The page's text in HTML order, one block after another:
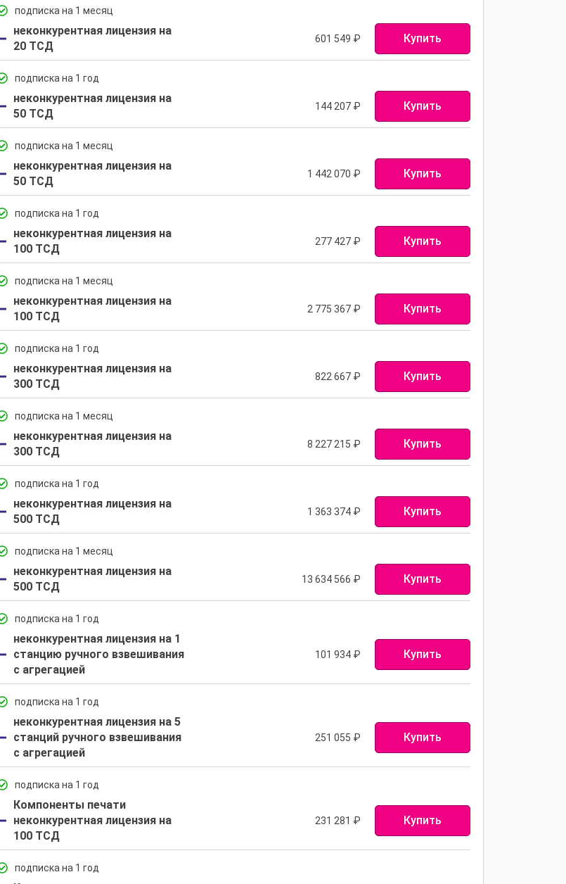
подписка на 1 месяц
неконкурентная лицензия на
20 ТСД
601 549 ₽ Купить
подписка на 1 год
неконкурентная лицензия на
50 ТСД
144 207 ₽ Купить
подписка на 1 месяц
неконкурентная лицензия на
50 ТСД
1 442 070 ₽ Купить
подписка на 1 год
неконкурентная лицензия на
100 ТСД
277 427 ₽ Купить
подписка на 1 месяц
неконкурентная лицензия на
100 ТСД
2 775 367 ₽ Купить
подписка на 1 год
неконкурентная лицензия на
300 ТСД
822 667 ₽ Купить
подписка на 1 месяц
неконкурентная лицензия на
300 ТСД
8 227 215 ₽ Купить
подписка на 1 год
неконкурентная лицензия на
500 ТСД
1 363 374 ₽ Купить
подписка на 1 месяц
неконкурентная лицензия на
500 ТСД
13 634 566 ₽ Купить
подписка на 1 год
неконкурентная лицензия на 1
станцию ручного взвешивания
с агрегацией
101 934 ₽ Купить
подписка на 1 год
неконкурентная лицензия на 5
станций ручного взвешивания
с агрегацией
251 055 ₽ Купить
подписка на 1 год
Компоненты печати
неконкурентная лицензия на
100 ТСД
231 281 ₽ Купить
подписка на 1 год